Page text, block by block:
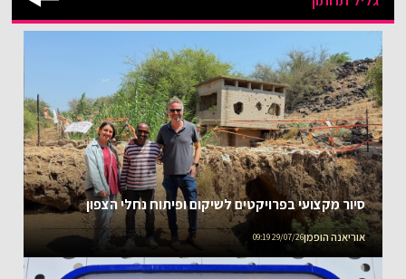
סיור מקצועי בפרויקטים לשיקום ופיתוח נחלי הצפון
אוריאנה הופמן29/07/26 09:19